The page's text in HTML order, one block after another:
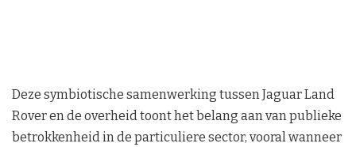
Deze symbiotische samenwerking tussen Jaguar Land
Rover en de overheid toont het belang aan van publieke
betrokkenheid in de particuliere sector, vooral wanneer